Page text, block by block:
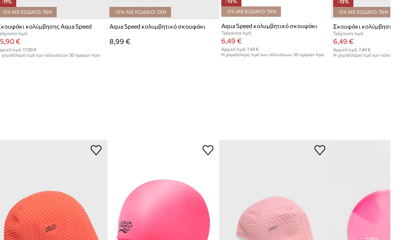
-11%
-5% ΜΕ ΚΩΔΙΚΟ: TAN
κολύμβησης Aqua Speed
τιμή:
€
τιμή: 17,99 €
χαμηλότερη τιμή των τελευταίων 30 ημερών προ
-15% ΜΕ ΚΩΔΙΚΟ: TAN
Aqua Speed κολυμβητικό σκουφάκι
8,99 €
-5% ΜΕ ΚΩΔΙΚΟ: TAN
Aqua Speed κολυμβητικό σκουφάκι
Τρέχουσα τιμή:
6,49 €
Αρχική τιμή:7,49 €
Η χαμηλότερη τιμή των τελευταίων 30 ημερών προ
-13%
-5% ΜΕ ΚΩΔΙΚΟ: TAN
Σκουφάκι κολύμβησης Aqua
Τρέχουσα τιμή:
6,49 €
Αρχική τιμή: 7,49 €
Η χαμηλότερη τιμή των τελευταίων